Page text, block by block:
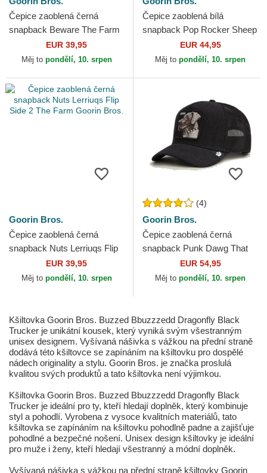
Čepice zaoblená černá
snapback Beware The Farm
Goorin Bros.EUR 39,95
Měj to pondělí, 10. srpen
Čepice zaoblená bílá
snapback Pop Rocker Sheep
The Farm Goorin Bros.
EUR 44,95
Měj to pondělí, 10. srpen
Goorin Bros.
Čepice zaoblená černá
snapback Nuts Lerriuqs Flip
Side 2 The Farm Goorin
Bros.
EUR 39,95
Měj to pondělí, 10. srpen
(4)
Goorin Bros.
Čepice zaoblená černá
snapback Punk Dawg That
Dawg In Me The Farm
Goorin Bros.
EUR 54,95
Měj to pondělí, 10. srpen
Kšiltovka Goorin Bros. Buzzed Bbuzzzedd Dragonfly Black
Trucker je unikátní kousek, který vyniká svým všestranným
unisex designem. Vyšívaná nášivka s vážkou na přední straně
dodává této kšiltovce se zapínáním na kšiltovku pro dospělé
nádech originality a stylu. Goorin Bros. je značka proslulá
kvalitou svých produktů a tato kšiltovka není výjimkou.
Kšiltovka Goorin Bros. Buzzed Bbuzzzedd Dragonfly Black
Trucker je ideální pro ty, kteří hledají doplněk, který kombinuje
styl a pohodlí. Vyrobena z vysoce kvalitních materiálů, tato
kšiltovka se zapínáním na kšiltovku pohodlně padne a zajišťuje
pohodlné a bezpečné nošení. Unisex design kšiltovky je ideální
pro muže i ženy, kteří hledají všestranný a módní doplněk.
Vyšívaná nášivka s vážkou na přední straně kšiltovky Goorin